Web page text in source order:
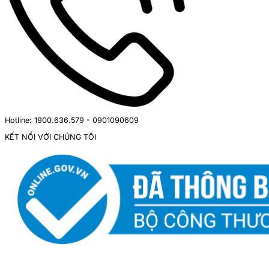
Hotline: 1900.636.579 - 0901090609
KẾT NỐI VỚI CHÚNG TÔI